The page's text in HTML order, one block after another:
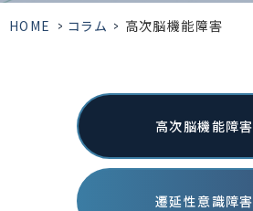
HOME > コラム > 高次脳機能障害
高次脳機能障害
遷延性意識障害